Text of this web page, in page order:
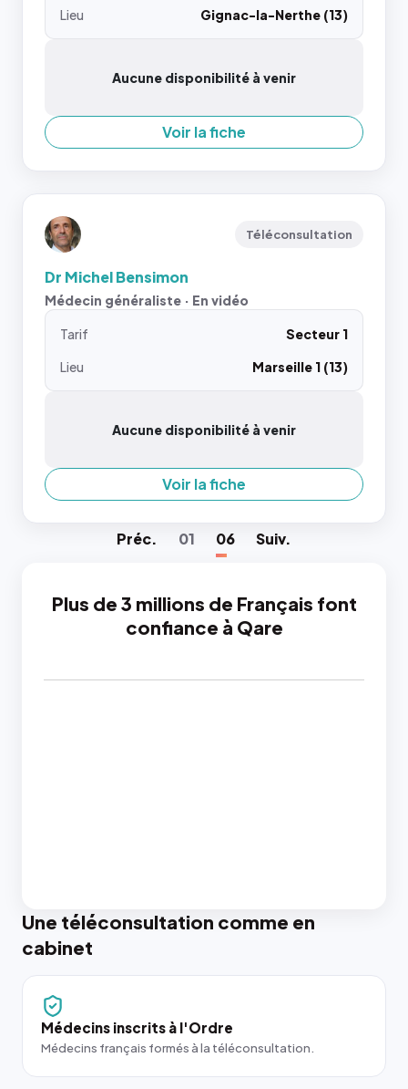
Lieu
Gignac-la-Nerthe (13)
Aucune disponibilité à venir
Voir la fiche
Téléconsultation
Dr Michel Bensimon
Médecin généraliste · En vidéo
Tarif
Secteur 1
Lieu
Marseille 1 (13)
Aucune disponibilité à venir
Voir la fiche
Préc. 01 06 Suiv.
Plus de 3 millions de Français font
confiance à Qare
Une téléconsultation comme en
cabinet
Médecins inscrits à l'Ordre
Médecins français formés à la téléconsultation.